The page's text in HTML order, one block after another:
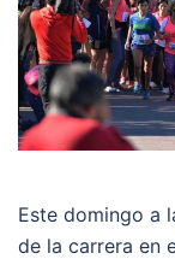
Este domingo a
de la carrera en